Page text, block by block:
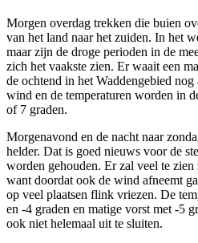
Morgen overdag trekken die buien
van het land naar het zuiden. In het
maar zijn de droge perioden in de
zich het vaakste zien. Er waait een
de ochtend in het Waddengebied
wind en de temperaturen worden in
of 7 graden.
Morgenavond en de nacht naar
helder. Dat is goed nieuws voor de
worden gehouden. Er zal veel te
want doordat ook de wind afneemt
op veel plaatsen flink vriezen. De
en -4 graden en matige vorst met -5
ook niet helemaal uit te sluiten.